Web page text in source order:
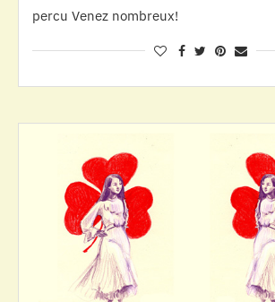
percu Venez nombreux!